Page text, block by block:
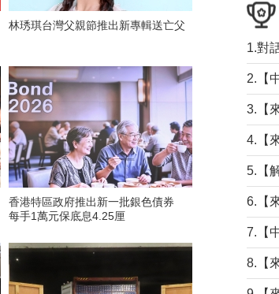
林琇琪台灣父親節推出新專輯送亡父
香港特區政府推出新一批銀色債券
每手1萬元保底息4.25厘
4.【